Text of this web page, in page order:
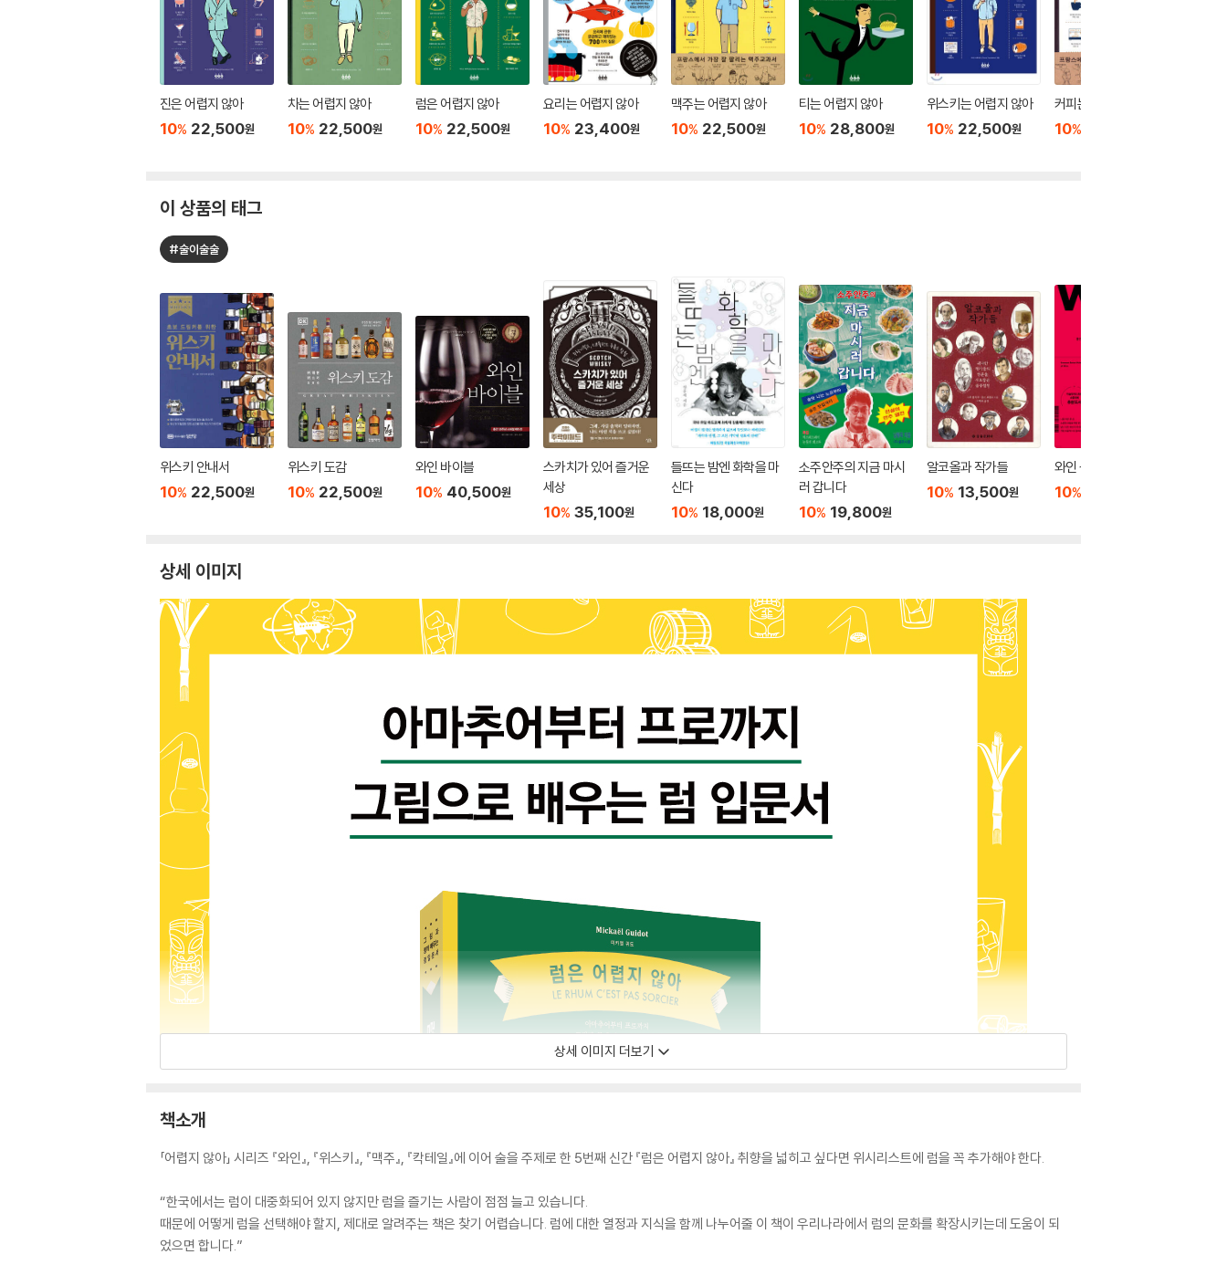
진은 어렵지 않아
10% 22,500원
차는 어렵지 않아
10% 22,500원
럼은 어렵지 않아
10% 22,500원
요리는 어렵지 않아
10% 23,400원
맥주는 어렵지 않아
10% 22,500원
티는 어렵지 않아
10% 28,800원
위스키는 어렵지 않아
10% 22,500원
커피는 어렵지 않아
10%
이 상품의 태그
#술이술술
위스키 안내서
10% 22,500원
위스키 도감
10% 22,500원
와인 바이블
10% 40,500원
스카치가 있어 즐거운
세상
10% 35,100원
들뜨는 밤엔 화학을 마
신다
10% 18,000원
소주안주의 지금 마시
러 갑니다
10% 19,800원
알코올과 작가들
10% 13,500원
와인 상식사전
10%
상세 이미지
상세 이미지 더보기
책소개
「어렵지 않아」 시리즈 『와인』, 『위스키』, 『맥주』, 『칵테일』에 이어 술을 주제로 한 5번째 신간 『럼은 어렵지 않아』 취향을 넓히고 싶다면 위시리스트에 럼을 꼭 추가해야 한다.
“한국에서는 럼이 대중화되어 있지 않지만 럼을 즐기는 사람이 점점 늘고 있습니다.
때문에 어떻게 럼을 선택해야 할지, 제대로 알려주는 책은 찾기 어렵습니다. 럼에 대한 열정과 지식을 함께 나누어줄 이 책이 우리나라에서 럼의 문화를 확장시키는데 도움이 되
었으면 합니다.”